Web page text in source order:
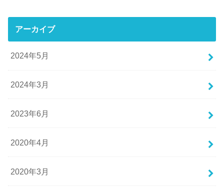
アーカイブ
2024年5月
2024年3月
2023年6月
2020年4月
2020年3月